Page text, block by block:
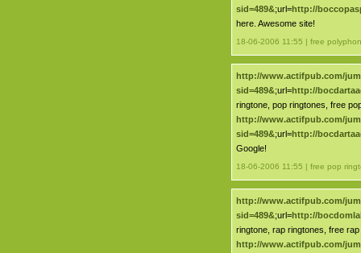
sid=489&;url=http://
here. Awesome site!
18-06-2006 11:55 | free
http://www.actifpub.com/
sid=489&;url=http://
ringtone, pop ringtones, free
http://www.actifpub.com/
sid=489&;url=http://
Google!
18-06-2006 11:55 | free pop
http://www.actifpub.com/
sid=489&;url=http://
ringtone, rap ringtones, free rap
http://www.actifpub.com/